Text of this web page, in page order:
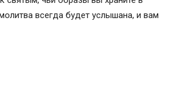
всегда будет услышана, и вам